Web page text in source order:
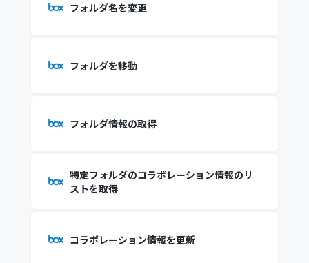
フォルダ名を変更
フォルダを移動
フォルダ情報の取得
特定フォルダのコラボレーション情報のリ
ストを取得
コラボレーション情報を更新